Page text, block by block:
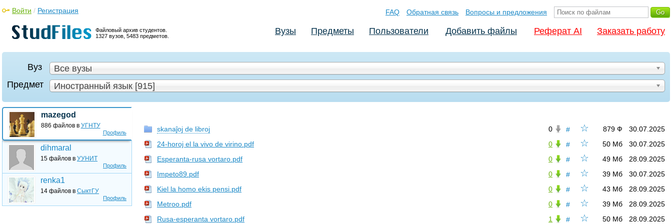
Файловый архив студентов.
1327 вузов, 5483 предметов.
Войти / Регистрация FAQ Обратная связь Вопросы и предложения
Вузы Предметы Пользователи Добавить файлы Реферат AI Заказать работу
Вуз
Все вузы
Предмет
Иностранный язык [915]
Профиль
mazegod
886 файлов в УГНТУ
Профиль
dihmaral
15 файлов в УУНИТ
Профиль
renka1
14 файлов в СыктГУ
☆
# 30.07.2025
879 Ф
0
skanaĵoj de libroj
☆
# 30.07.2025
50 Мб
0
24-horoj el la vivo de virino.pdf
☆
# 28.09.2025
49 Мб
0
Esperanta-rusa vortaro.pdf
☆
# 30.07.2025
39 Мб
0
Impeto89.pdf
☆
# 28.09.2025
43 Мб
0
Kiel la homo ekis pensi.pdf
☆
# 28.09.2025
39 Мб
0
Metroo.pdf
☆
# 28.09.2025
50 Мб
1
Rusa-esperanta vortaro.pdf